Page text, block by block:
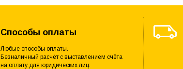
Способы оплаты
Любые способы оплаты.
Безналичный расчёт с выставлением счёта
на оплату для юридических лиц.